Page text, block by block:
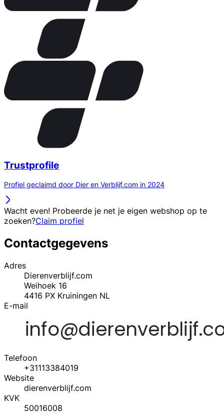
Trustprofile
Profiel geclaimd door Dier en Verblijf.com in 2024
Wacht even! Probeerde je net je eigen webshop op te
zoeken?Claim profiel
Contactgegevens
Adres
Dierenverblijf.com
Weihoek 16
4416 PX Kruiningen NL
E-mail
Telefoon
+31113384019
Website
dierenverblijf.com
KVK
50016008